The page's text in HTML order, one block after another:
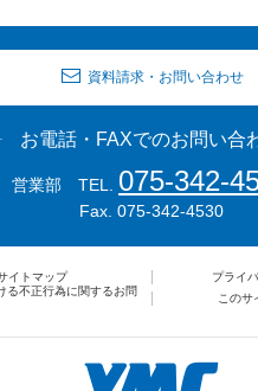
資料請求・お問い合わせ
お電話・FAXでのお問い合
営業部 TEL. 075-342-
Fax. 075-342-4530
イトマップ
プライ
る不正行為に関するお問
このサ